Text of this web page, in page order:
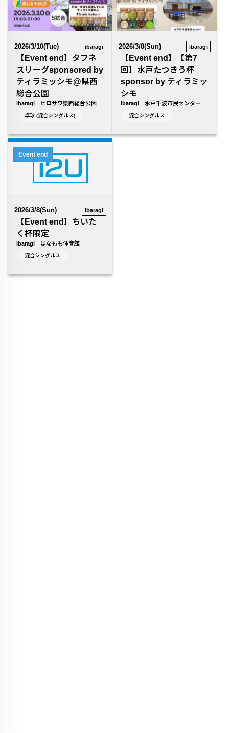
2026/3/10(Tue) ibaragi
【Event end】タフネ
スリーグsponsored by
ティラミッシモ@県西
総合公園
ibaragi ヒロサワ県西総合公園
卓球 (混合シングルス)
2026/3/8(Sun) ibaragi
【Event end】【第7
回】水戸たつきう杯
sponsor by ティラミッ
シモ
ibaragi 水戸千波市民センター
混合シングルス
Event end
2026/3/8(Sun) ibaragi
【Event end】ちいた
く杯限定
ibaragi はなもも体育館
混合シングルス